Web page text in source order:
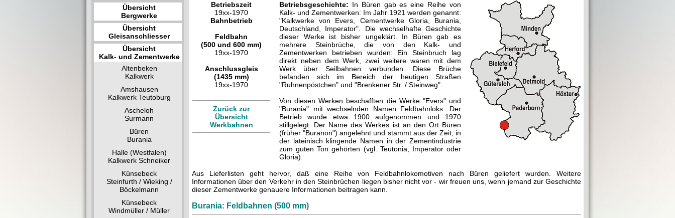
Übersicht
Bergwerke
Übersicht
Gleisanschliesser
Übersicht
Kalk- und Zementwerke
Altenbeken
Kalkwerk
Amshausen
Kalkwerk Teutoburg
Ascheloh
Surmann
Büren
Burania
Halle (Westfalen)
Kalkwerk Schneiker
Künsebeck
Steinfurth / Wieking /
Böckelmann
Künsebeck
Windmüller / Müller
Betriebszeit
19xx-1970
Bahnbetrieb
Feldbahn
(500 und 600 mm)
19xx-1970
Anschlussgleis
(1435 mm)
19xx-1970
Zurück zur
Übersicht
Werkbahnen
Betriebsgeschichte: In Büren gab es eine Reihe von
Kalk- und Zementwerken: Im Jahr 1921 werden genannt:
"Kalkwerke von Evers, Cementwerke Gloria, Burania,
Deutschland, Imperator". Die wechselhafte Geschichte
dieser Werke ist bisher ungeklärt. In Büren gab es
mehrere Steinbrüche, die von den Kalk- und
Zementwerken betrieben wurden: Ein Steinbruch lag
direkt neben dem Werk, zwei weitere waren mit dem
Werk über Seilbahnen verbunden. Diese Brüche
befanden sich im Bereich der heutigen Straßen
"Ruhnenpöstchen" und "Brenkener Str. / Steinweg".
Von diesen Werken beschafften die Werke "Evers" und
"Burania" mit wechselnden Namen Feldbahnloks. Der
Betrieb wurde etwa 1900 aufgenommen und 1970
stillgelegt. Der Name des Werkes ist an den Ort Büren
(früher "Buranon") angelehnt und stammt aus der Zeit, in
der lateinisch klingende Namen in der Zementindustrie
zum guten Ton gehörten (vgl. Teutonia, Imperator oder
Gloria).
Aus Lieferlisten geht hervor, daß eine Reihe von Feldbahnlokomotiven nach Büren geliefert wurden. Weitere
Informationen über den Verkehr in den Steinbrüchen liegen bisher nicht vor - wir freuen uns, wenn jemand zur Geschichte
dieser Zementwerke genauere Informationen beitragen kann.
Burania: Feldbahnen (500 mm)